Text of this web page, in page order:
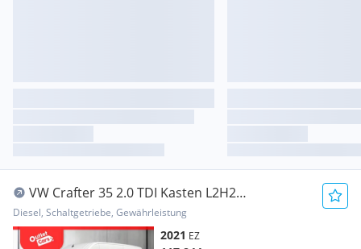
VW Crafter 35 2.0 TDI Kasten L2H2
RADAR+RFK+NAVI+SH Transporter /
Kastenwagen
Diesel, Schaltgetriebe, Gewährleistung
2021 EZ